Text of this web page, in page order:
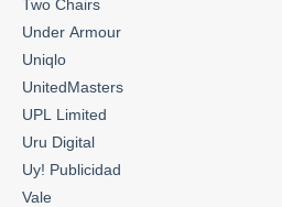
Two Chairs
Under Armour
Uniqlo
UnitedMasters
UPL Limited
Uru Digital
Uy! Publicidad
Vale